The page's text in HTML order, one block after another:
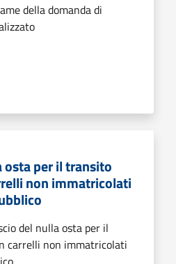
della domanda di
osta per il transito
non immatricolati
del nulla osta per il
carrelli non immatricolati